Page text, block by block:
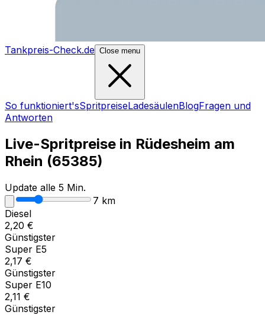
Tankpreis-Check.de Close menu
So funktioniert'sSpritpreiseLadesäulenBlogFragen und
Antworten
Live-Spritpreise in Rüdesheim am
Rhein (65385)
Update alle 5 Min.
7 km
Diesel
2,20 €
Günstigster
Super E5
2,17 €
Günstigster
Super E10
2,11 €
Günstigster